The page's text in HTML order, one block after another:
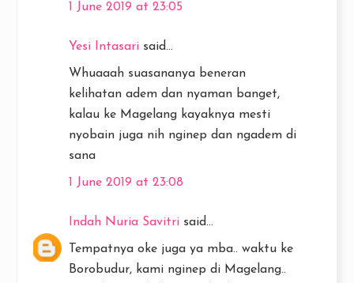
1 June 2019 at 23:05
Yesi Intasari said...
Whuaaah suasananya beneran
kelihatan adem dan nyaman banget,
kalau ke Magelang kayaknya mesti
nyobain juga nih nginep dan ngadem di
sana
1 June 2019 at 23:08
Indah Nuria Savitri said...
Tempatnya oke juga ya mba.. waktu ke
Borobudur, kami nginep di Magelang..